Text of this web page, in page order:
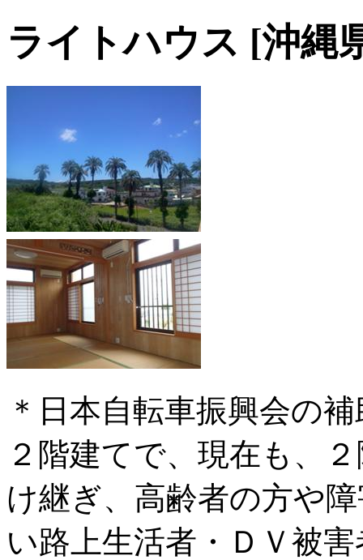
ライトハウス [沖縄
＊日本自転車振興会の
２階建てで、現在も、
け継ぎ、高齢者の方や
い路上生活者・ＤＶ被